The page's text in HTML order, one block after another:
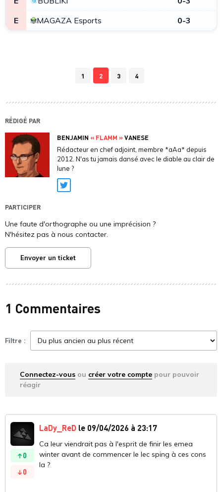
E
MAGAZA Esports 0-3
1 2 3 4
RÉDIGÉ PAR
BENJAMIN « FLAMM »VANESE
Rédacteur en chef adjoint, membre *aAa* depuis
2012. N'as tu jamais dansé avec le diable au clair de
lune ?
Twitter
PARTICIPER
Une faute d'orthographe ou une imprécision ?
N'hésitez pas à nous contacter.
Envoyer un ticket
1 Commentaires
Filtre :
Connectez-vous ou créer votre compte pour pouvoir
réagir
0
0
LaDy_ReD le 09/04/2026 à 23:17
Ca leur viendrait pas à l'esprit de finir les emea
winter avant de commencer le lec sping à ces cons
la ?